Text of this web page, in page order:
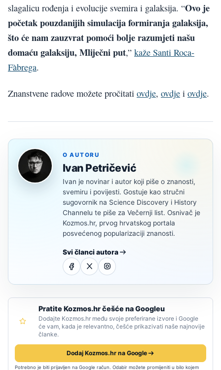
slagalicu rođenja i evolucije svemira i galaksija. “Ovo je
početak pouzdanijih simulacija formiranja galaksija,
što će nam zauzvrat pomoći bolje razumjeti našu
domaću galaksiju, Mliječni put,” kaže Santi Roca-
Fàbrega.
Znanstvene radove možete pročitati ovdje, ovdje i ovdje.
O AUTORU
Ivan Petričević
Ivan je novinar i autor koji piše o znanosti,
svemiru i povijesti. Gostuje kao stručni
sugovornik na Science Discovery i History
Channelu te piše za Večernji list. Osnivač je
Kozmos.hr, prvog hrvatskog portala
posvećenog popularizaciji znanosti.
Svi članci autora
Pratite Kozmos.hr češće na Googleu
Dodajte Kozmos.hr među svoje preferirane izvore i Google
će vam, kada je relevantno, češće prikazivati naše najnovije
članke.
Dodaj Kozmos.hr na Google
Potrebno je biti prijavljen na Google račun. Odabir možete promijeniti u bilo kojem